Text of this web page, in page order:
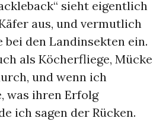
sieht eigentlich
aus, und vermutlich
den Landinsekten ein.
als Köcherfliege, Mücke
und wenn ich
was ihren Erfolg
ich sagen der Rücken.